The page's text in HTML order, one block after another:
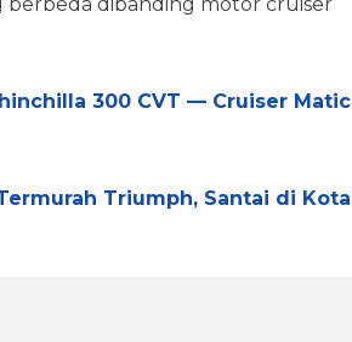
300 CVT — Cruiser Matic
Triumph, Santai di Kota